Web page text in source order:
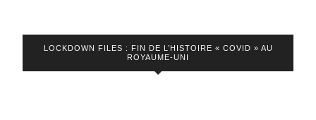
LOCKDOWN FILES : FIN DE L’HISTOIRE « COVID » AU
ROYAUME-UNI